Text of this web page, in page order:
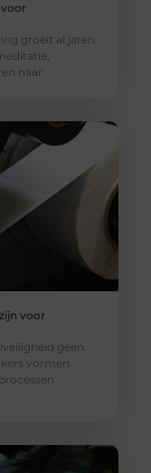
groeit al jaren.
naar
voor
geen
vormen